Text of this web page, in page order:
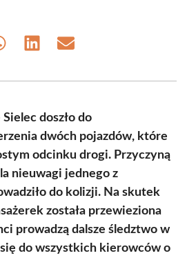
Share Share
doszło do
dwóch pojazdów, które
odcinku drogi. Przyczyną
nieuwagi jednego z
do kolizji. Na skutek
została przewieziona
prowadzą dalsze śledztwo w
do wszystkich kierowców o